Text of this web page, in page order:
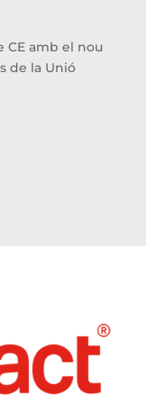
amb el nou
de la Unió